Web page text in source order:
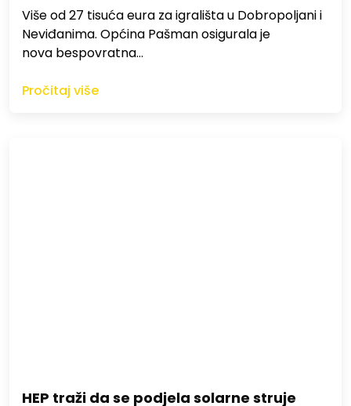
Više od 27 tisuća eura za igrališta u Dobropoljani i
Neviđanima. Općina Pašman osigurala je
nova bespovratna…
Pročitaj više
HEP traži da se podjela solarne struje